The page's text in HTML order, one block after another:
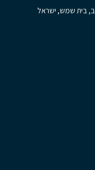
בית שמש, ישראל